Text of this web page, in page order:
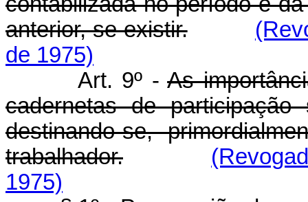
anterior, se existir.
de 1975)
Art. 9º -As
cadernetas de
destinando-se,
trabalhador.
1975)